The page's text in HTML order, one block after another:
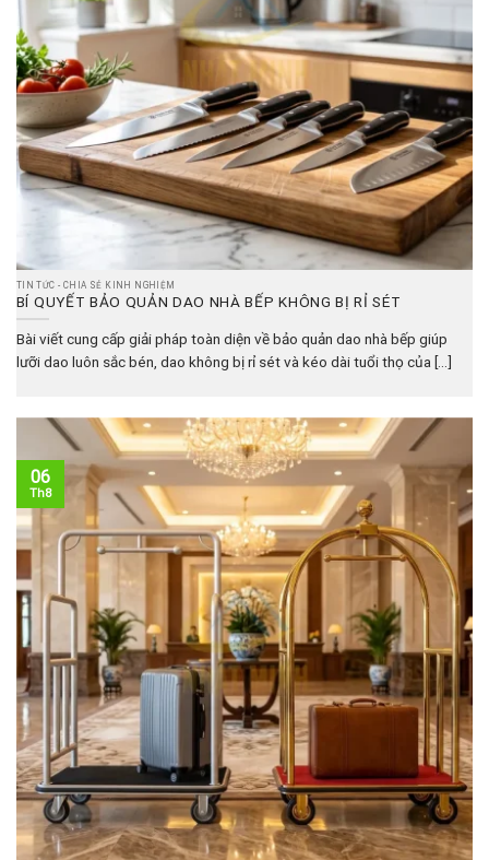
TIN TỨC - CHIA SẺ KINH NGHIỆM
BÍ QUYẾT BẢO QUẢN DAO NHÀ BẾP KHÔNG BỊ RỈ SÉT
Bài viết cung cấp giải pháp toàn diện về bảo quản dao nhà bếp giúp
lưỡi dao luôn sắc bén, dao không bị rỉ sét và kéo dài tuổi thọ của [...]
06
Th8